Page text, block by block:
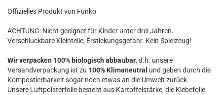
Offizielles Produkt von Funko
ACHTUNG: Nicht geeignet für Kinder unter drei Jahren.
Verschluckbare Kleinteile, Erstickungsgefahr. Kein Spielzeug!
Wir verpacken 100% biologisch abbaubar, d.h. unsere
Versandverpackung ist zu 100% Klimaneutral und geben durch die
Kompostierbarkeit sogar noch etwas an die Umwelt zurück.
Unsere Luftpolsterfolie besteht aus Kartoffelstärke, die Klebefolie